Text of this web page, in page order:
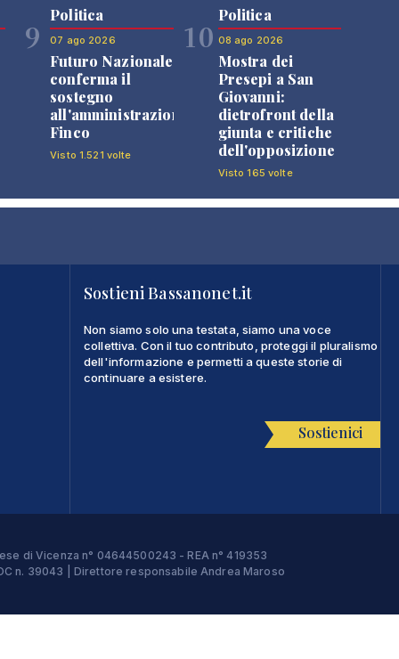
9
Politica
07 ago 2026
Futuro Nazionale
conferma il
sostegno
all'amministrazione
Finco
Visto 1.521 volte
10
Politica
08 ago 2026
Mostra dei
Presepi a San
Giovanni:
dietrofront della
giunta e critiche
dell'opposizione
Visto 165 volte
Sostieni Bassanonet.it
Non siamo solo una testata, siamo una voce
collettiva. Con il tuo contributo, proteggi il pluralismo
dell'informazione e permetti a queste storie di
continuare a esistere.
Sostienici
di Vicenza n° 04644500243 - REA n° 419353
n. 39043 | Direttore responsabile Andrea Maroso